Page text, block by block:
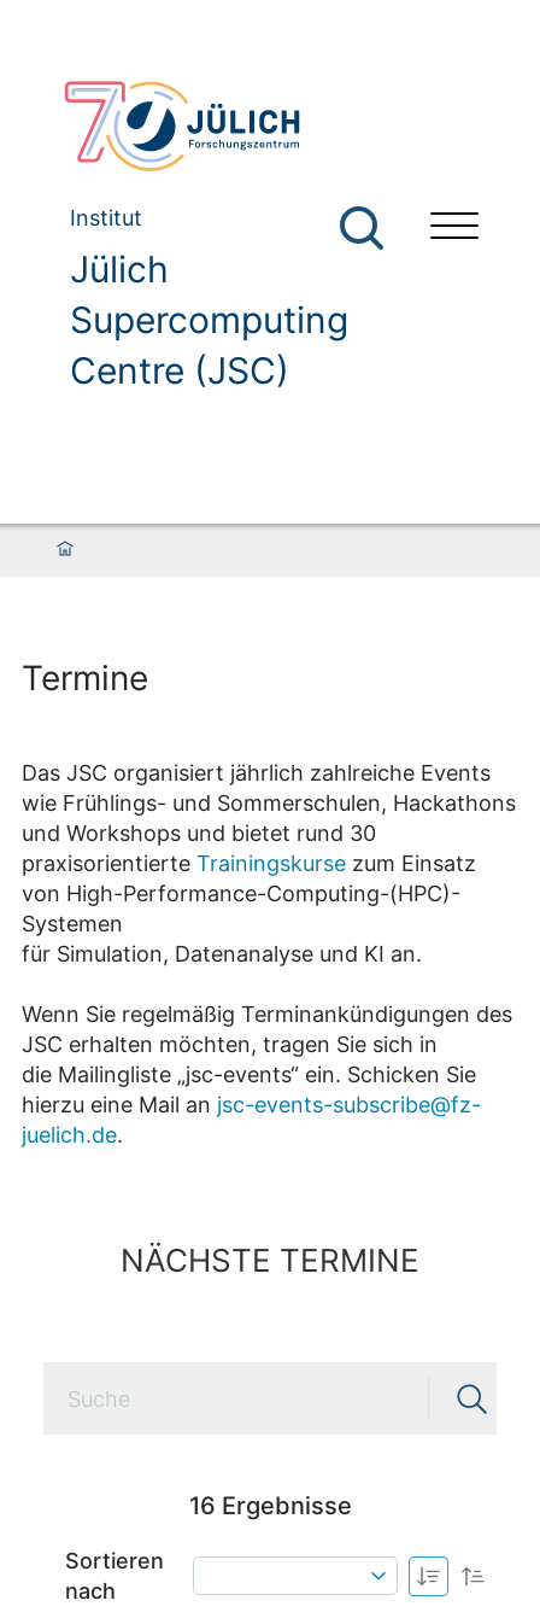
Institut
Jülich
Supercomputing
Centre (JSC)
Termine
Das JSC organisiert jährlich zahlreiche Events
wie Frühlings- und Sommerschulen, Hackathons
und Workshops und bietet rund 30
praxisorientierte Trainingskurse zum Einsatz
von High-Performance-Computing-(HPC)-
Systemen
für Simulation, Datenanalyse und KI an.
Wenn Sie regelmäßig Terminankündigungen des
JSC erhalten möchten, tragen Sie sich in
die Mailingliste „jsc-events“ ein. Schicken Sie
hierzu eine Mail an jsc-events-subscribe@fz-
juelich.de.
NÄCHSTE TERMINE
16 Ergebnisse
Sortieren
nach